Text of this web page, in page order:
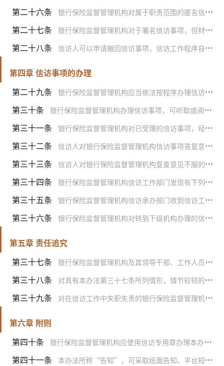
第二十六条 银行保险监督管理机构对属于职责范围的匿名信访事项，应当区别情况，妥善处理，但不进行信访事项的告知、受理、答复等。
第二十七条 银行保险监督管理机构对于署名信访事项，但材料提交人提供的联系方式、地址等不明确或存在冒名、假名，联系方式、地址不实，冒用他人联系方式、地址等情形的，按匿名信访事…
第二十八条 信访人可以申请撤回信访事项，信访工作程序自银行保险监督管理机构收到申请当日终止。
第四章 信访事项的办理
第二十九条
银行保险监督管理机构应当依法按程序办理信访事项，恪尽职守、秉公办事，规范细致、及时稳妥，不得推诿、敷衍、拖延。
第三十条 银行保险监督管理机构办理信访事项，可听取或阅悉信访人陈述事实和理由；可要求信访人、相关组织或人员说明情况，需要进一步核实有关情况的，可进行调查。对重大、复杂、疑…
第三十一条 银行保险监督管理机构对已受理的信访事项，经核实、调查，依照相关法律法规和监管规定，针对信访人的诉求事项按程序提出意见，应自受理之日起60日内办结并书面答复信访人…
第三十二条 信访人对银行保险监督管理机构信访事项答复意见不服的，可以自收到书面答复之日起30日内向原办理机构的上一级机构书面提出复查，申请材料应包括原处理意见、不服意见的事…
第三十三条 信访人对银行保险监督管理机构复查意见不服的，可以自收到书面答复之日起30日内向复查机构的上一级机构书面提出复核，申请材料应包括原处理意见、不服意见的事实和理由。…
第三十四条 银行保险监督管理机构信访工作部门发现有下列情形之一的，应当及时督办信访承办部门，并提出改进建议。
第三十五条 银行保险监督管理机构信访承办部门收到信访工作部门改正建议的，应当及时进行改正；收到书面督办意见的，应当书面反馈信访工作部门。
第三十六条 银行保险监督管理机构对转到下级机构办理的信访事项，应当加强督促、指导，要求按规定告知信访人受理情况、按时限答复信访人。
第五章 责任追究
第三十七条
银行保险监督管理机构及其领导干部、工作人员不履行或者未能正确履行信访工作职责，有下列情形之一的，应当按照中国银行保险监督管理委员会相关问责规定追究责任。
第三十八条 对具有本办法第三十七条所列情形，情节较轻的，银行保险监督管理机构对相关责任人进行通报，限期整改。
第三十九条 对在信访工作中失职失责的银行保险监督管理机构相关责任人，应当给予党纪政纪处分的，依纪依法追究责任。
第六章 附则
第四十条
银行保险监督管理机构应使用信访专用章办理本办法规定的信访事项。
第四十一条 本办法所称“告知”，可采取纸面告知、平台短信、录音电话等适当方式。